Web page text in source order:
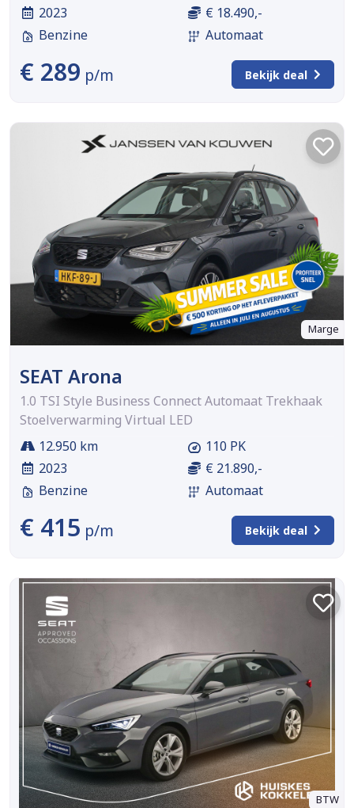
2023
Benzine
€ 18.490,-
Automaat
€ 289 p/m Bekijk deal
Marge
SEAT Arona
1.0 TSI Style Business Connect Automaat Trekhaak
Stoelverwarming Virtual LED
12.950 km
2023
Benzine
110 PK
€ 21.890,-
Automaat
€ 415 p/m Bekijk deal
BTW